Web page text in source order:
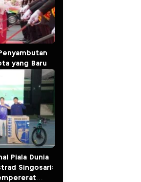
yang Baru
Piala Dunia
Singosari: